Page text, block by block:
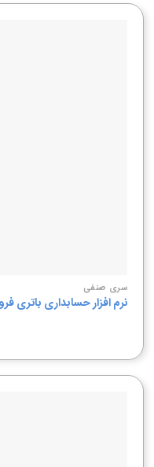
سری صنفی
نرم افزار حسابداری باتری